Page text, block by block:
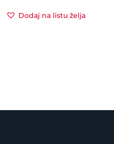
Dodaj na listu želja